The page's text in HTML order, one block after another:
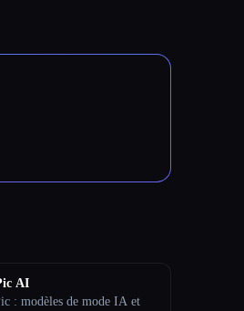
AI
: modèles de mode IA et